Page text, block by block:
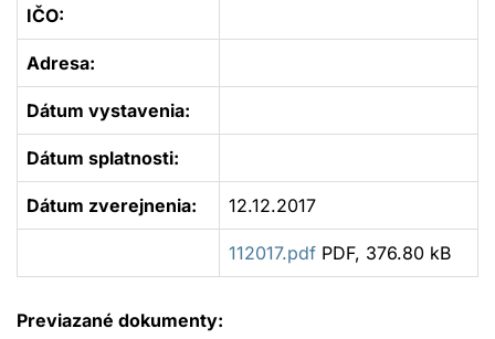
IČO:
Adresa:
Dátum vystavenia:
Dátum splatnosti:
Dátum zverejnenia: 12.12.2017
112017.pdf PDF, 376.80 kB
Previazané dokumenty: